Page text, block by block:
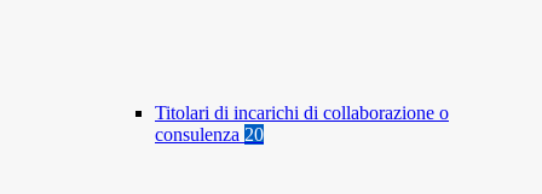
Titolari di incarichi di collaborazione o
consulenza 20